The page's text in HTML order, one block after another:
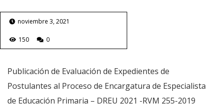
noviembre 3, 2021
150 0
Publicación de Evaluación de Expedientes de
Postulantes al Proceso de Encargatura de Especialista
de Educación Primaria – DREU 2021 -RVM 255-2019